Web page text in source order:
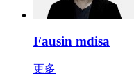
Fausin mdisa
更多